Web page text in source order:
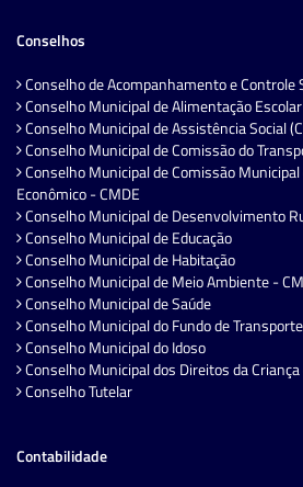
Conselhos
Conselho de Acompanhamento e Controle
Conselho Municipal de Alimentação Escolar
Conselho Municipal de Assistência Social
Conselho Municipal de Comissão do
Conselho Municipal de Comissão
Econômico - CMDE
Conselho Municipal de Desenvolvimento
Conselho Municipal de Educação
Conselho Municipal de Habitação
Conselho Municipal de Meio Ambiente -
Conselho Municipal de Saúde
Conselho Municipal do Fundo de
Conselho Municipal do Idoso
Conselho Municipal dos Direitos da
Conselho Tutelar
Contabilidade